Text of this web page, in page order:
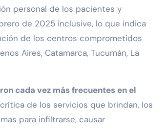
personal de los pacientes y
de 2025 inclusive, lo que indica
de los centros comprometidos
Aires, Catamarca, Tucumán, La
cada vez más frecuentes en el
de los servicios que brindan, los
para infiltrarse, causar